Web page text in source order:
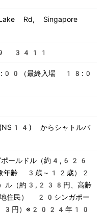
Rd, Singapore
3411
（最終入場 18:0
からシャトルバ
ールドル（約4,626
象年齢 3歳～12歳）2
）ル（約3,238円、高齢
住民） 20シンガポー
円）※2024年10